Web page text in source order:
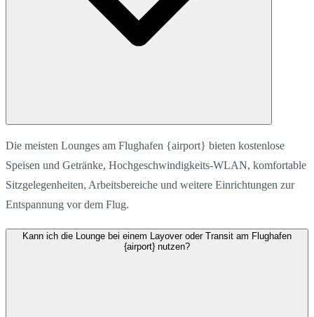
Die meisten Lounges am Flughafen {airport} bieten kostenlose
Speisen und Getränke, Hochgeschwindigkeits-WLAN, komfortable
Sitzgelegenheiten, Arbeitsbereiche und weitere Einrichtungen zur
Entspannung vor dem Flug.
Kann ich die Lounge bei einem Layover oder Transit am Flughafen
{airport} nutzen?